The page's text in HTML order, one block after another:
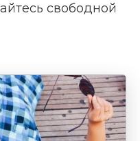
свободной